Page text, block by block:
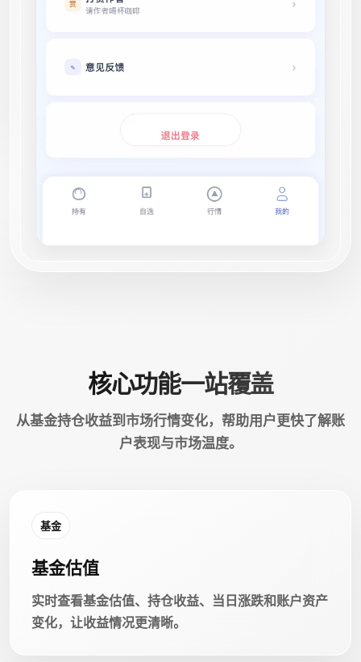
核心功能一站覆盖
从基金持仓收益到市场行情变化，帮助用户更快了解账
户表现与市场温度。
基金
基金估值
实时查看基金估值、持仓收益、当日涨跌和账户资产
变化，让收益情况更清晰。